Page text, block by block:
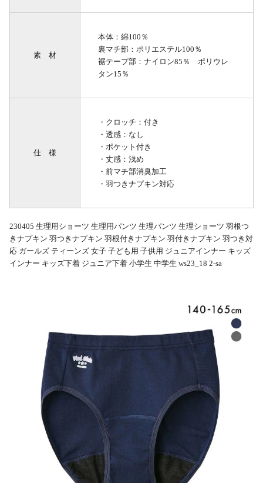
素 材
本体：綿100％
裏マチ部：ポリエステル100％
裾テープ部：ナイロン85％ ポリウレ
タン15％
仕 様
・クロッチ：付き
・透感：なし
・ポケット付き
・丈感：浅め
・前マチ部消臭加工
・羽つきナプキン対応
230405 生理用ショーツ 生理用パンツ 生理パンツ 生理ショーツ 羽根つ
きナプキン 羽つきナプキン 羽根付きナプキン 羽付きナプキン 羽つき対
応 ガールズ ティーンズ 女子 子ども用 子供用 ジュニアインナー キッズ
インナー キッズ下着 ジュニア下着 小学生 中学生 ws23_18 2-sa